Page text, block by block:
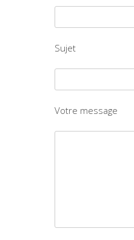
Sujet
Votre message